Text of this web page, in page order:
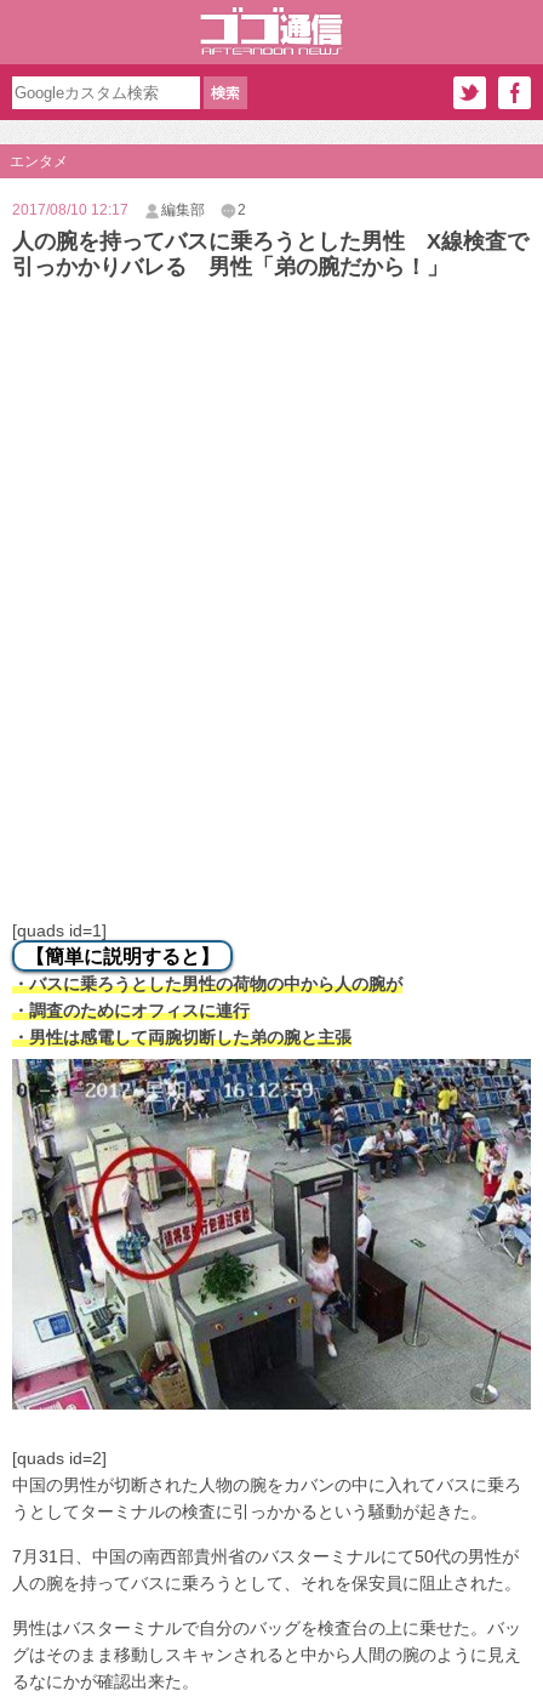
エンタメ
2017/08/10 12:17 編集部 2
人の腕を持ってバスに乗ろうとした男性 X線検査で
引っかかりバレる 男性「弟の腕だから！」
[quads id=1]
【簡単に説明すると】
・バスに乗ろうとした男性の荷物の中から人の腕が
・調査のためにオフィスに連行
・男性は感電して両腕切断した弟の腕と主張
[quads id=2]
中国の男性が切断された人物の腕をカバンの中に入れてバスに乗ろ
うとしてターミナルの検査に引っかかるという騒動が起きた。
7月31日、中国の南西部貴州省のバスターミナルにて50代の男性が
人の腕を持ってバスに乗ろうとして、それを保安員に阻止された。
男性はバスターミナルで自分のバッグを検査台の上に乗せた。バッ
グはそのまま移動しスキャンされると中から人間の腕のように見え
るなにかが確認出来た。